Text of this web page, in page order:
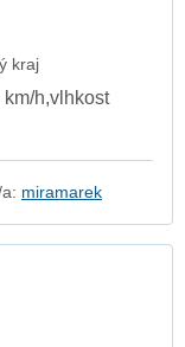
kraj
h,vlhkost
miramarek